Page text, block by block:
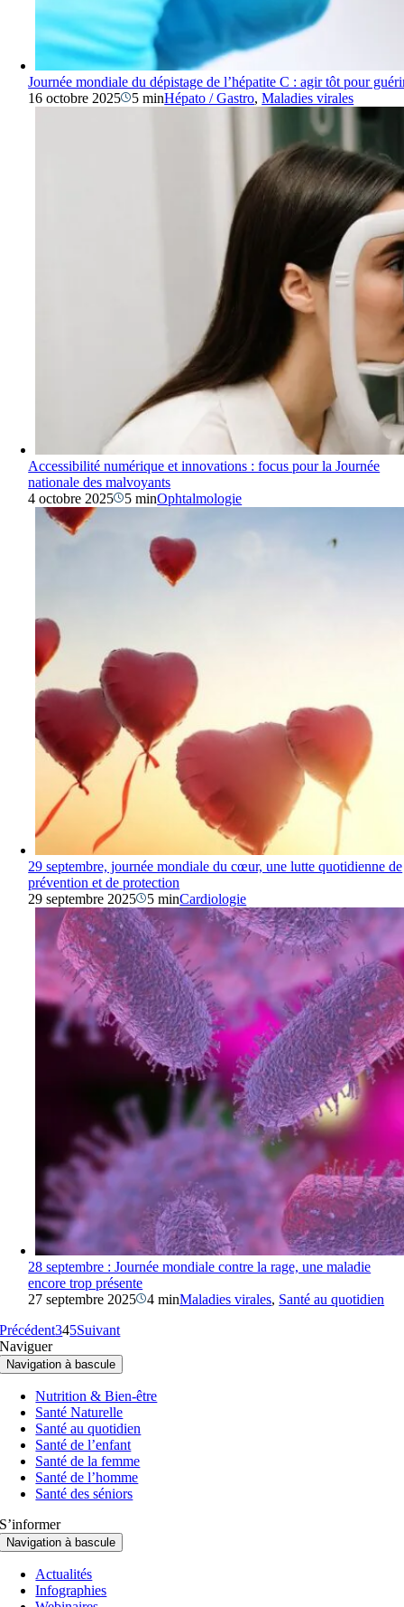
Journée mondiale du dépistage de l’hépatite C : agir tôt pour
16 octobre 2025
5 minHépato / Gastro,Maladies virales
Accessibilité numérique et innovations : focus pour la Journée
nationale des malvoyants
4 octobre 2025
5 minOphtalmologie
29 septembre, journée mondiale du cœur, une lutte quotidienne de
prévention et de protection
29 septembre 2025
5 minCardiologie
28 septembre : Journée mondiale contre la rage, une maladie
encore trop présente
27 septembre 2025
4 minMaladies virales, Santé au quotidien
Précédent345Suivant
Naviguer
Navigation à bascule
Nutrition & Bien-être
Santé Naturelle
Santé au quotidien
Santé de l’enfant
Santé de la femme
Santé de l’homme
Santé des séniors
S’informer
Navigation à bascule
Actualités
Infographies